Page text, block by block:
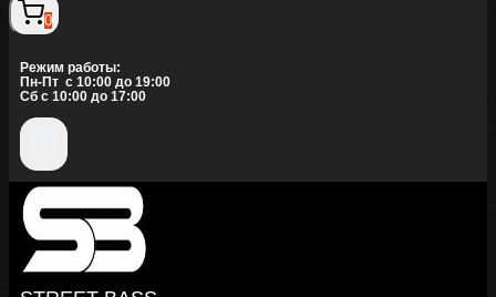
0
Режим работы:
Пн-Пт c 10:00 до 19:00
Сб с 10:00 до 17:00